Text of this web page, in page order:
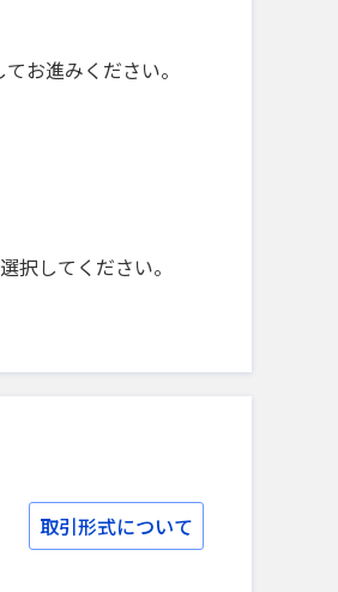
お進みください。
択してください。
取引形式について